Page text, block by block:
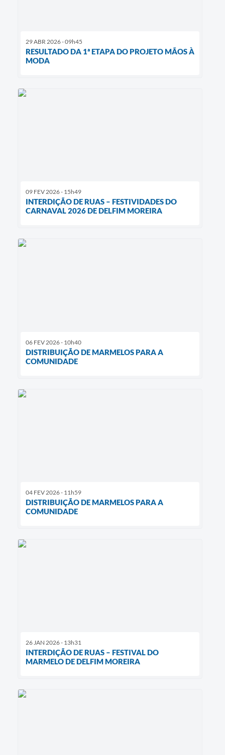
29 ABR 2026 - 09h45
RESULTADO DA 1ª ETAPA DO PROJETO MÃOS À
MODA
09 FEV 2026 - 15h49
INTERDIÇÃO DE RUAS – FESTIVIDADES DO
CARNAVAL 2026 DE DELFIM MOREIRA
06 FEV 2026 - 10h40
DISTRIBUIÇÃO DE MARMELOS PARA A
COMUNIDADE
04 FEV 2026 - 11h59
DISTRIBUIÇÃO DE MARMELOS PARA A
COMUNIDADE
26 JAN 2026 - 13h31
INTERDIÇÃO DE RUAS – FESTIVAL DO
MARMELO DE DELFIM MOREIRA